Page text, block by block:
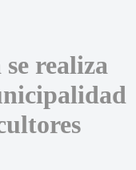
realiza